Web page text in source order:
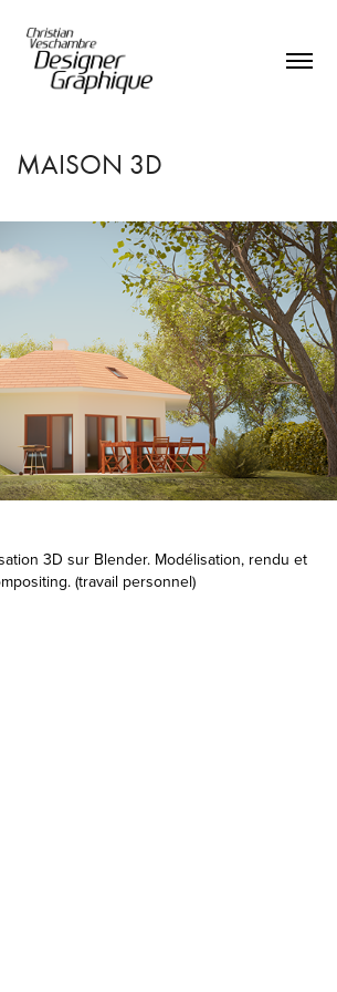
MAISON 3D
3D sur Blender. Modélisation, rendu et
(travail personnel)